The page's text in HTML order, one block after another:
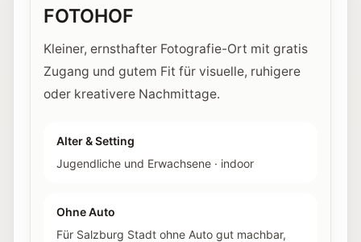
FOTOHOF
Kleiner, ernsthafter Fotografie-Ort mit gratis
Zugang und gutem Fit für visuelle, ruhigere
oder kreativere Nachmittage.
Alter & Setting
Jugendliche und Erwachsene · indoor
Ohne Auto
Für Salzburg Stadt ohne Auto gut machbar,